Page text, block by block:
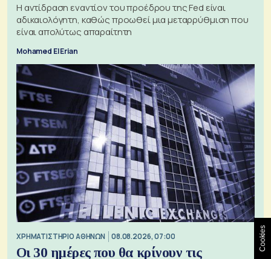
Η αντίδραση εναντίον του προέδρου της Fed είναι
αδικαιολόγητη, καθώς προωθεί μια μεταρρύθμιση που
είναι απολύτως απαραίτητη
Mohamed El Erian
XΡΗΜΑΤΙΣΤΗΡΙΟ ΑΘΗΝΩΝ 08.08.2026, 07:00
Οι 30 ημέρες που θα κρίνουν τις
Cookies